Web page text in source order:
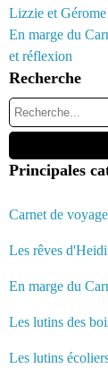
Lizzie et
En marge du
et réflexion
Recherche
Principales
Carnet de voyage
Les rêves d'Heidi
En marge du
Les lutins des
Les lutins